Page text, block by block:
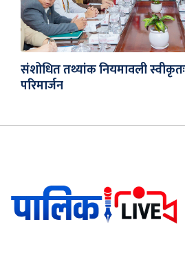
संशोधित तथ्यांक नियमावली
परिमार्जन